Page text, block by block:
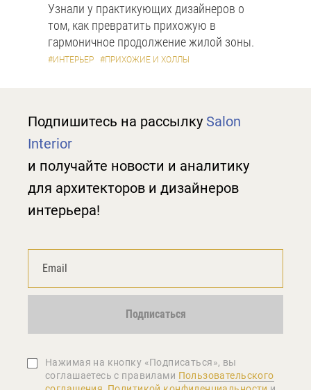
Узнали у практикующих дизайнеров о
том, как превратить прихожую в
гармоничное продолжение жилой зоны.
#ИНТЕРЬЕР #ПРИХОЖИЕ И ХОЛЛЫ
Подпишитесь на рассылку Salon
Interior
и получайте новости и аналитику
для архитекторов и дизайнеров
интерьера!
Подписаться
Нажимая на кнопку «Подписаться», вы
соглашаетеcь с правилами Пользовательского